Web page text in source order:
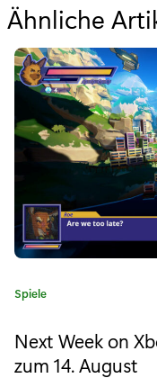
Ähnliche
K
e
g
Spiele
Next Week on
zum 14. August